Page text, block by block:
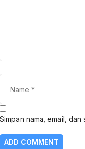
Simpan nama, email,